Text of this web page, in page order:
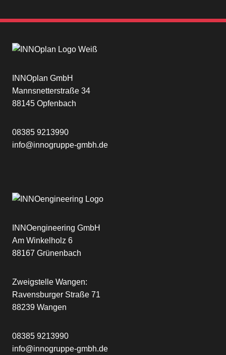
INNOplan GmbH
Mannsnetterstraße 34
88145 Opfenbach
08385 9213990
info@innogruppe-gmbh.de
INNOengineering GmbH
Am Winkelholz 6
88167 Grünenbach
Zweigstelle Wangen:
Ravensburger Straße 71
88239 Wangen
08385 9213990
info@innogruppe-gmbh.de